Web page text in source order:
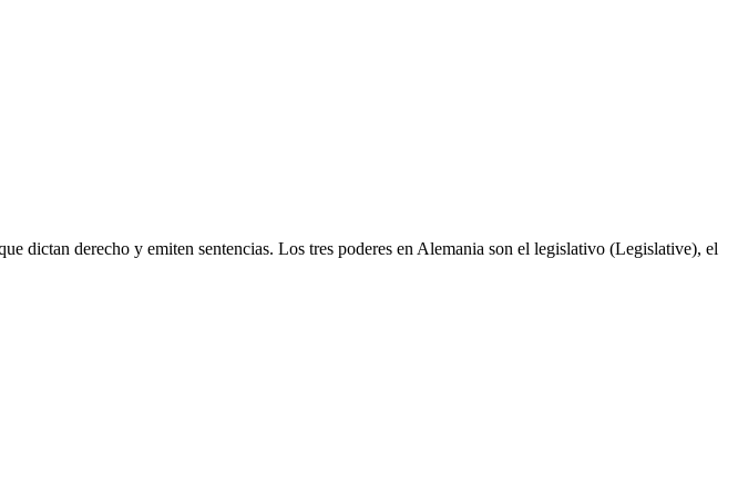
dictan derecho y emiten sentencias. Los tres poderes en Alemania son el legislativo (Legislative), el